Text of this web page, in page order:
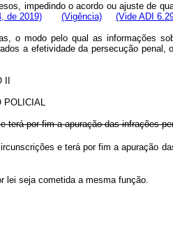
impedindo o acordo ou ajuste de
de 2019) (Vigência) (Vide ADI
o modo pelo qual as informações
a efetividade da persecução
POLICIAL
terá por fim a apuração das infrações
e terá por fim a apuração
lei seja cometida a mesma função.